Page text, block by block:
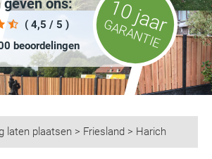
ons:
( 4,5 / 5 )
beoordelingen
10 jaar
GARANTIE
laten plaatsen > Friesland > Harich